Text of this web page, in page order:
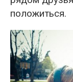
положиться.